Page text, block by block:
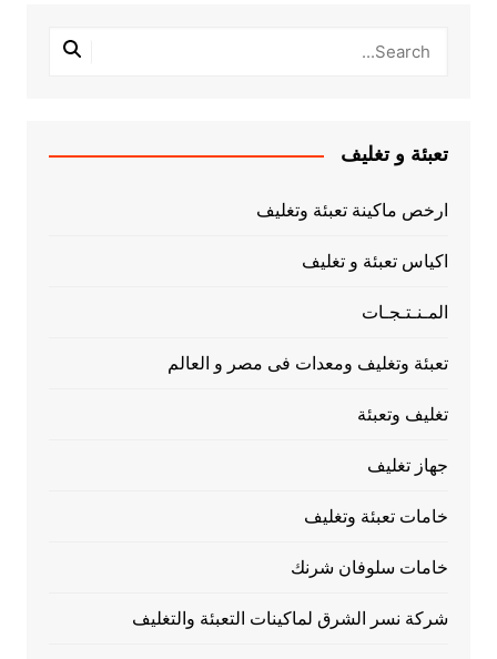
تعبئة و تغليف
ارخص ماكينة تعبئة وتغليف
اكياس تعبئة و تغليف
المـنـتـجـات
تعبئة وتغليف ومعدات فى مصر و العالم
تغليف وتعبئة
جهاز تغليف
خامات تعبئة وتغليف
خامات سلوفان شرنك
شركة نسر الشرق لماكينات التعبئة والتغليف